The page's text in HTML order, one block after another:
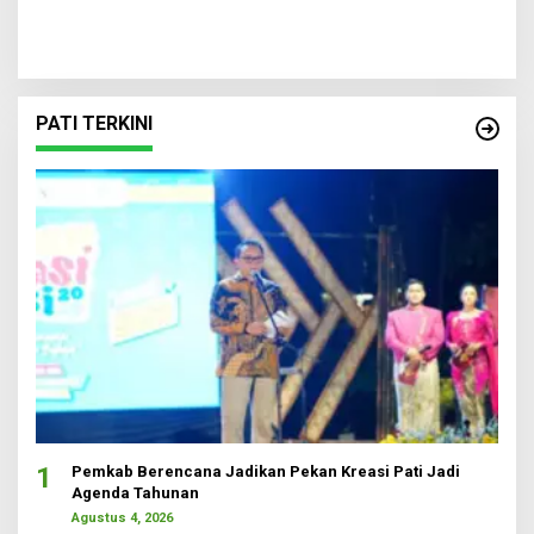
PATI TERKINI
1
Pemkab Berencana Jadikan Pekan Kreasi Pati Jadi
Agenda Tahunan
Agustus 4, 2026